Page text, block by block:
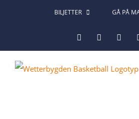
BILJETTER GÅ PÅ
FacebookInstagram